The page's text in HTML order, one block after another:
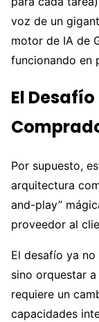
voz de un
motor de IA de
funcionando en
El
Por supuesto,
arquitectura
and-play”
proveedor al
El desafío ya
sino orquestar
requiere un
capacidades